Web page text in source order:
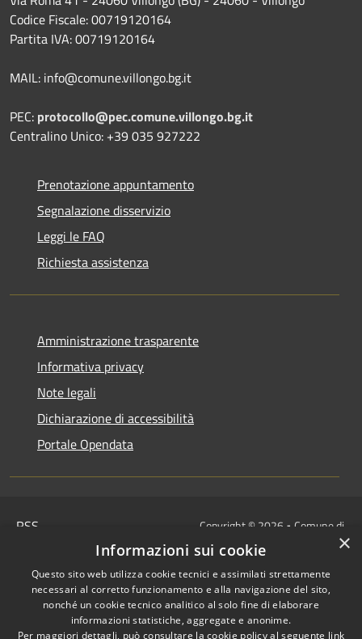
Codice Fiscale: 00719120164
Partita IVA: 00719120164
MAIL: info@comune.villongo.bg.it
PEC: protocollo@pec.comune.villongo.bg.it
Centralino Unico: +39 035 927222
Prenotazione appuntamento
Segnalazione disservizio
Leggi le FAQ
Richiesta assistenza
Amministrazione trasparente
Informativa privacy
Note legali
Dichiarazione di accessibilità
Portale Opendata
RSS
Cookie
Mappa del sito
IBAN COMUNALI: per i cittadini
Copyright © 2026 • Comune di
Villongo • Powered by
redazione
×
Informazioni sui cookie
Questo sito web utilizza cookie tecnici e assimilati strettamente
necessari al corretto funzionamento e alla navigazione del sito,
nonché un cookie tecnico analitico al solo fine di elaborare
informazioni statistiche, aggregate e anonime.
Per maggiori dettagli, può consultare la cookie policy al seguente link